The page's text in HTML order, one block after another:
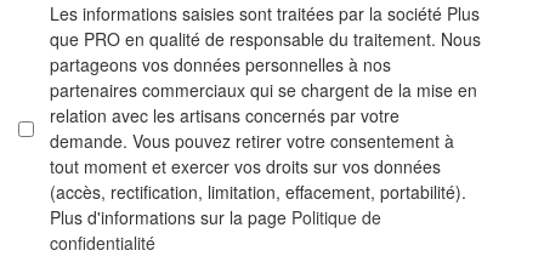
Les informations saisies sont traitées par la société Plus
que PRO en qualité de responsable du traitement. Nous
partageons vos données personnelles à nos
partenaires commerciaux qui se chargent de la mise en
relation avec les artisans concernés par votre
demande. Vous pouvez retirer votre consentement à
tout moment et exercer vos droits sur vos données
(accès, rectification, limitation, effacement, portabilité).
Plus d'informations sur la page Politique de
confidentialité